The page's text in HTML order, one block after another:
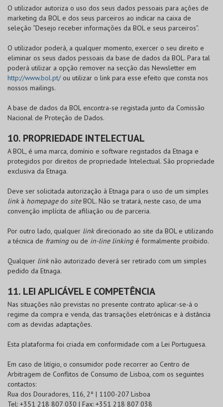
O utilizador autoriza o uso dos seus dados pessoais para ações de
marketing da BOLe dos seus parceiros ao indicar na caixa de
seleção “Desejo receber informações da BOLe seus parceiros”.
O utilizador poderá, a qualquer momento, exercer o seu direito e
eliminar os seus dados pessoais da base de dados da BOL. Para tal
poderá utilizar a opção remover na secção das Newsletter em
http://www.bol.pt/ou utilizar o link para esse efeito que consta nos
nossos mailings.
A base de dados da BOLencontra-se registada junto da Comissão
Nacional de Proteção de Dados.
10. PROPRIEDADE INTELECTUAL
ABOL, é uma marca, domínio e software registados da Etnaga e
protegidos por direitos de propriedade Intelectual. São propriedade
exclusiva da Etnaga.
Deve ser solicitada autorização à Etnaga para o uso de um simples
linkà homepagedo site BOL. Não se tratará, neste caso, de uma
convenção implícita de afiliação ou de parceria.
Por outro lado, qualquer linkdirecionado ao site da BOLe utilizando
a técnica de framing ou de in-line linking é formalmente proibido.
Qualquer linknão autorizado deverá ser retirado com um simples
pedido da Etnaga.
11. LEI APLICÁVEL E COMPETÊNCIA
Nas situações não previstas no presente contrato aplicar-se-á o
regime da compra e venda, das transações eletrónicas e à distância
com as devidas adaptações.
Esta plataforma foi criada em conformidade com a Lei Portuguesa.
Em caso de litígio, o consumidor pode recorrer ao Centro de
Arbitragem de Conflitos de Consumo de Lisboa, com os seguintes
contactos:
Rua dos Douradores, 116, 2º | 1100-207 Lisboa
Tel: +351 218 807 030 | Fax: +351 218 807 038